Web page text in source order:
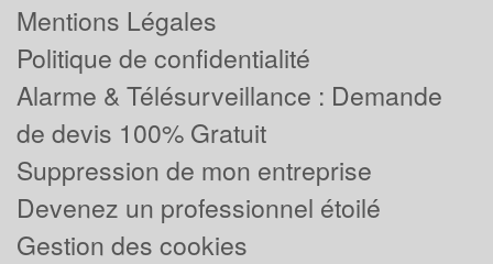
Mentions Légales
Politique de confidentialité
Alarme & Télésurveillance : Demande
de devis 100% Gratuit
Suppression de mon entreprise
Devenez un professionnel étoilé
Gestion des cookies